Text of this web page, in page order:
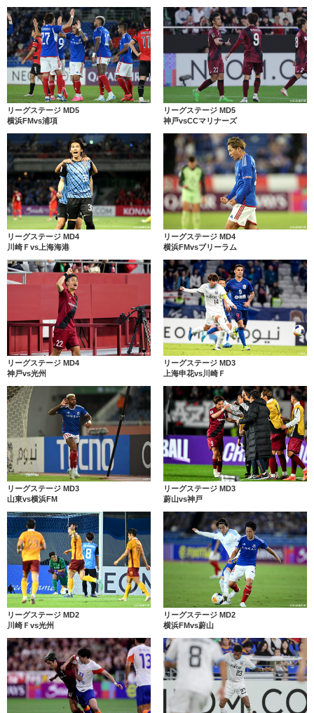
リーグステージ MD5
横浜FMvs浦項
リーグステージ MD5
神戸vsCCマリナーズ
リーグステージ MD4
川崎Ｆvs上海海港
リーグステージ MD4
横浜FMvsブリーラム
リーグステージ MD4
神戸vs光州
リーグステージ MD3
上海申花vs川崎Ｆ
リーグステージ MD3
山東vs横浜FM
リーグステージ MD3
蔚山vs神戸
リーグステージ MD2
川崎Ｆvs光州
リーグステージ MD2
横浜FMvs蔚山